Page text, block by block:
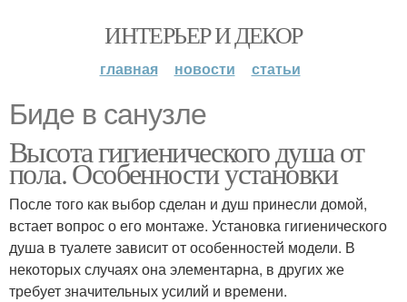
ИНТЕРЬЕР И ДЕКОР
главная новости статьи
Биде в санузле
Высота гигиенического душа от
пола. Особенности установки
После того как выбор сделан и душ принесли домой,
встает вопрос о его монтаже. Установка гигиенического
душа в туалете зависит от особенностей модели. В
некоторых случаях она элементарна, в других же
требует значительных усилий и времени.